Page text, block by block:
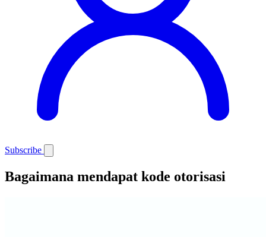
Subscribe
Bagaimana mendapat kode otorisasi